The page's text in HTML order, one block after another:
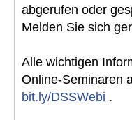
abgerufen oder
Melden Sie sich
Alle wichtigen
Online-Seminaren
bit.ly/DSSWebi .